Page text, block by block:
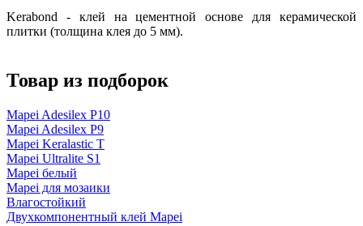
Kerabond - клей на цементной основе для керамической
плитки (толщина клея до 5 мм).
Товар из подборок
Mapei Adesilex P10
Mapei Adesilex P9
Mapei Keralastic T
Mapei Ultralite S1
Mapei белый
Mapei для мозаики
Влагостойкий
Двухкомпонентный клей Mapei